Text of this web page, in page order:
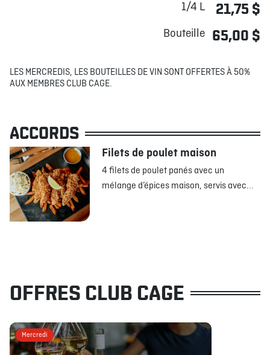
1/4 L 21,75 $
Bouteille 65,00 $
LES MERCREDIS, LES BOUTEILLES DE VIN SONT OFFERTES À 50%
AUX MEMBRES CLUB CAGE.
ACCORDS
Filets de poulet maison
4 filets de poulet panés avec un
mélange d’épices maison, servis avec...
OFFRES CLUB CAGE
Mercredi